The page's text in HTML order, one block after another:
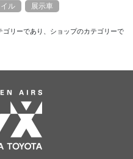
ル 展示車
リーであり、ショップのカテゴリーで